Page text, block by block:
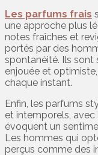
Les parfums frais
une approche plus
notes fraîches et
portés par des
spontanéité. Ils sont
enjouée et
chaque instant.
Enfin, les parfums
et intemporels,
évoquent un
Les hommes qui
perçus comme des